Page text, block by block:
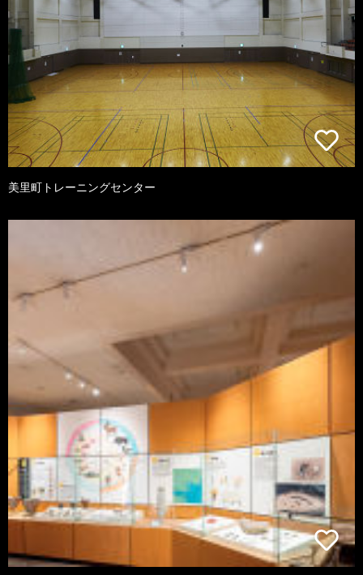
美里町トレーニングセンター